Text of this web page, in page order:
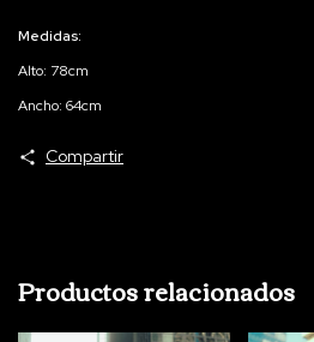
Medidas:
Alto: 78cm
Ancho: 64cm
Compartir
Productos relacionados